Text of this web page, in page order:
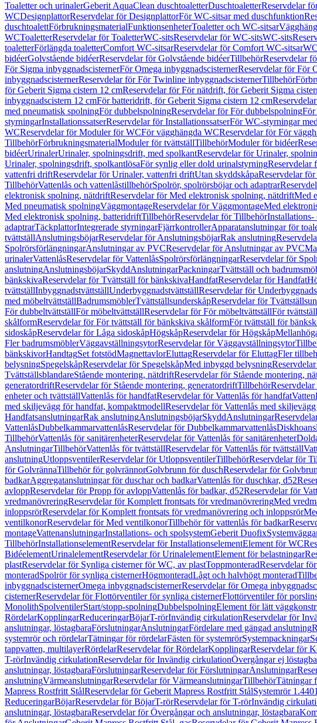
Toaletter och urinalerGeberit AquaClean duschtoaletterDuschtoaletterReservdelar
WCDesignplattorReservdelar för DesignplattorFör WC-sitsar med duschfunktion
duschtoalettFörbrukningsmaterialFunktionsenheterToaletter och WC-sitsar
WCToaletterReservdelar för ToaletterWC-sitsReservdelar för WC-sitsWC-sits
toaletterFörlängda toaletterComfort WC-sitsarReservdelar för Comfort WC-sitsar
bidéerGolvstående bidéerReservdelar för Golvstående bidéerTillbehörReservdelar
För Sigma inbyggnadscisternerFör Omega inbyggnadscisternerReservdelar för För
inbyggnadscisternerReservdelar för För Twinline inbyggnadscisternerTillbehör
för Geberit Sigma cistern 12 cmReservdelar för För nätdrift, för Geberit Sigma
inbyggnadscistern 12 cmFör batteridrift, för Geberit Sigma cistern 12 cm
med pneumatisk spolningFör dubbelspolningReservdelar för För dubbelspolningFör
styrningarInstallationssatserReservdelar för InstallationssatserFör WC-styrningar
WCReservdelar för Moduler för WCFör vägghängda WCReservdelar för För
TillbehörFörbrukningsmaterialModuler för tvättställTillbehörModuler för bidéer
bidéerUrinalerUrinaler, spolningsdrift, med spolkantReservdelar för Urinaler,
Urinaler, spolningsdrift, spolkantlösaFör synlig eller dold urinalstyrningReservdelar
vattenfri driftReservdelar för Urinaler, vattenfri driftUtan skyddskåpaReservdelar
TillbehörVattenlås och vattenlåstillbehörSpolrör, spolrörsböjar och adaptrar
elektronisk spolning, nätdriftReservdelar för Med elektronisk spolning, nätdriftMed
Med pneumatisk spolningVäggmontageReservdelar för VäggmontageMed
Med elektronisk spolning, batteridriftTillbehörReservdelar för TillbehörInstallations-
adaptrarTäckplattorIntegrerade styrningarFjärrkontrollerApparatanslutningar för
tvättställAnslutningsböjarReservdelar för AnslutningsböjarRak anslutning
SpolrörsförlängningarAnslutningar av PVCReservdelar för Anslutningar av PVC
urinalerVattenlåsReservdelar för VattenlåsSpolrörsförlängningarReservdelar för
anslutningAnslutningsböjarSkyddAnslutningarPackningarTvättställ och
bänkskivaReservdelar för Tvättställ för bänkskivaHandfatReservdelar för Handfat
tvättställInbyggnadstvättställUnderbyggnadstvättställReservdelar för
med möbeltvättställBadrumsmöblerTvättställsunderskåpReservdelar för
För dubbeltvättställFör möbeltvättställReservdelar för För möbeltvättställFör
skålformReservdelar för För tvättställ för bänkskiva skålformFör tvättställ för
sidoskåpReservdelar för Låga sidoskåpHögskåpReservdelar för Högskåp
Fler badrumsmöblerVäggavställningsytorReservdelar för Väggavställningsytor
bänkskivorHandtagSet fotstödMagnettavlorEluttagReservdelar för EluttagFler
belysningSpegelskåpReservdelar för SpegelskåpMed inbyggd belysning
TvättställsblandareStående montering, nätdriftReservdelar för Stående montering,
generatordriftReservdelar för Stående montering, generatordriftTillbehör
enheter och tvättställVattenlås för handfatReservdelar för Vattenlås för handfat
med skiljevägg för handfat, kompaktmodellReservdelar för Vattenlås med
HandfatsanslutningarRak anslutningAnslutningsböjarSkyddAnslutningar
VattenlåsDubbelkammarvattenlåsReservdelar för Dubbelkammarvattenlås
TillbehörVattenlås för sanitärenheterReservdelar för Vattenlås för sanitärenheter
AnslutningarTillbehörVattenlås för tvättställReservdelar för Vattenlås för tvättställ
anslutningUtloppsventilerReservdelar för UtloppsventilerTillbehörReservdelar för
för GolvrännaTillbehör för golvrännorGolvbrunn för duschReservdelar för
badkarAggregatanslutningar för duschar och badkarVattenlås för duschkar, d52
avloppReservdelar för Propp för avloppVattenlås för badkar, d52Reservdelar för
vredmanövreringReservdelar för Komplett frontsats för vredmanövreringMed
inloppsrörReservdelar för Komplett frontsats för vredmanövrering och inloppsrör
ventilkonorReservdelar för Med ventilkonorTillbehör för vattenlås för badkar
montageVattenanslutningarInstallations- och spolsystemGeberit Duofix
TillbehörInstallationselementReservdelar för InstallationselementElement för WC
BidéelementUrinalelementReservdelar för UrinalelementElement för belastningar
plastReservdelar för Synliga cisterner för WC, av plastToppmonteradReservdelar
monteradSpolrör för synliga cisternerHögmonteradLågt och halvhögt monterad
inbyggnadscisternerOmega inbyggnadscisternerReservdelar för Omega
cisternerReservdelar för Flottörventiler för synliga cisternerFlottörventiler för
MonolithSpolventilerStart/stopp-spolningDubbelspolningElement för lätt
RördelarKopplingarReduceringarBöjarT-rörInvändig cirkulationReservdelar för
anslutningar, löstagbaraFörslutningarAnslutningarFördelare med gängad anslutning
systemrör och rördelarTätningar för rördelarFästen för systemrörSystempackningar
tappvatten, multilayerRördelarReservdelar för RördelarKopplingarReservdelar för
T-rörInvändig cirkulationReservdelar för Invändig cirkulationÖvergångar ej
anslutningar, löstagbaraFörslutningarReservdelar för FörslutningarAnslutningar
anslutningVärmeanslutningarReservdelar för VärmeanslutningarTillbehörTätningar
Mapress Rostfritt StålReservdelar för Geberit Mapress Rostfritt StålSystemrör 1.4401
ReduceringarBöjarReservdelar för BöjarT-rörReservdelar för T-rörInvändig
anslutningar, löstagbaraReservdelar för Övergångar och anslutningar, löstagbara